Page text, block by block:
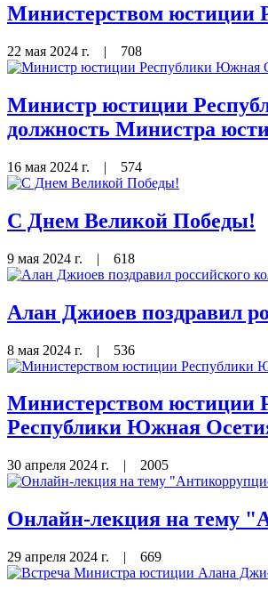
Министерством юстиции
22 мая 2024 г. | 708
Министр юстиции
должность Министра
16 мая 2024 г. | 574
С Днем Великой Победы!
9 мая 2024 г. | 618
Алан Джиоев поздравил
8 мая 2024 г. | 536
Министерством юстиции
Республики Южная
30 апреля 2024 г. | 2005
Онлайн-лекция на тему
29 апреля 2024 г. | 669